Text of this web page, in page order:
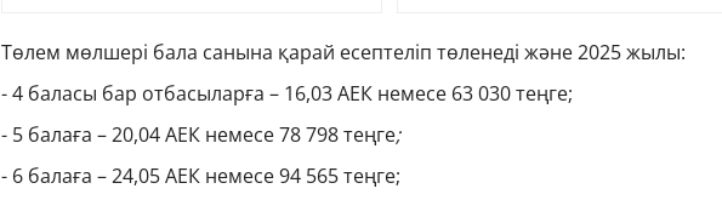
Төлем мөлшері бала санына қарай есептеліп төленеді және 2025 жылы:
- 4 баласы бар отбасыларға – 16,03 АЕК немесе 63 030 теңге;
- 5 балаға – 20,04 АЕК немесе 78 798 теңге;
- 6 балаға – 24,05 АЕК немесе 94 565 теңге;